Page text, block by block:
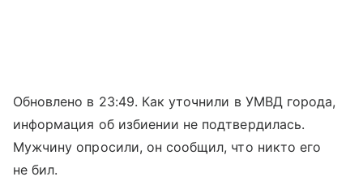
Обновлено в 23:49. Как уточнили в УМВД города,
информация об избиении не подтвердилась.
Мужчину опросили, он сообщил, что никто его
не бил.